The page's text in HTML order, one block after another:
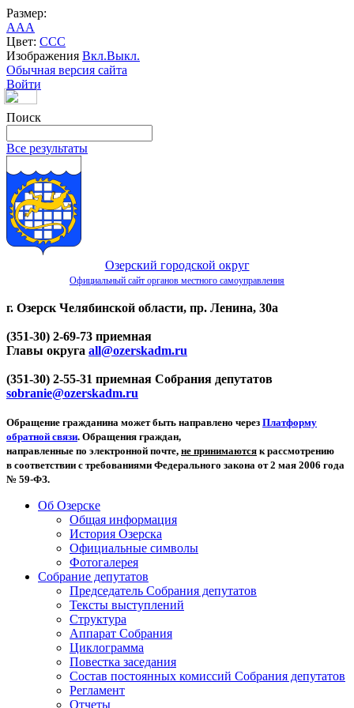
Размер:
AAA
Цвет: CCC
Изображения Вкл.Выкл.
Обычная версия сайта
Войти
Поиск
Все результаты
Озерский городской округ
Официальный сайт органов местного самоуправления
г. Озерск Челябинской области, пр. Ленина, 30а
(351-30) 2-69-73 приемная
Главы округа all@ozerskadm.ru
(351-30) 2-55-31 приемная Собрания депутатов
sobranie@ozerskadm.ru
Обращение гражданина может быть направлено через Платформу
обратной связи. Обращения граждан,
направленные по электронной почте, не принимаются к рассмотрению
в соответствии с требованиями Федерального закона от 2 мая 2006 года
№ 59-ФЗ.
Об Озерске
Общая информация
История Озерска
Официальные символы
Фотогалерея
Собрание депутатов
Председатель Собрания депутатов
Тексты выступлений
Структура
Аппарат Собрания
Циклограмма
Повестка заседания
Состав постоянных комиссий Собрания депутатов
Регламент
Отчеты